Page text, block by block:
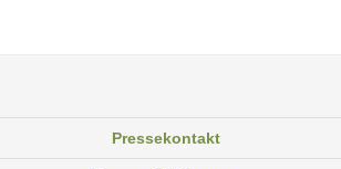
Pressekontakt